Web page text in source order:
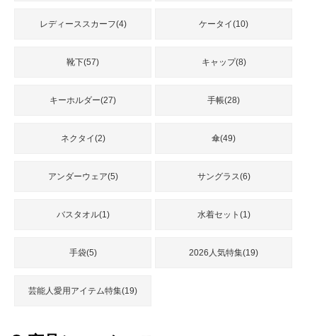
レディーススカーフ(4) ケータイ(10)
靴下(57) キャップ(8)
キーホルダー(27) 手帳(28)
ネクタイ(2) 傘(49)
アンダーウェア(5) サングラス(6)
バスタオル(1) 水着セット(1)
手袋(5) 2026人気特集(19)
芸能人愛用アイテム特集(19)